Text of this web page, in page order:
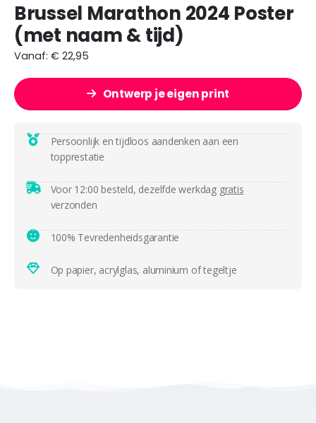
Brussel Marathon 2024 Poster
(met naam & tijd)
Vanaf: € 22,95
Ontwerp je eigen print
Persoonlijk en tijdloos aandenken aan een
topprestatie
Voor 12:00 besteld, dezelfde werkdag gratis
verzonden
100% Tevredenheidsgarantie
Op papier, acrylglas, aluminium of tegeltje